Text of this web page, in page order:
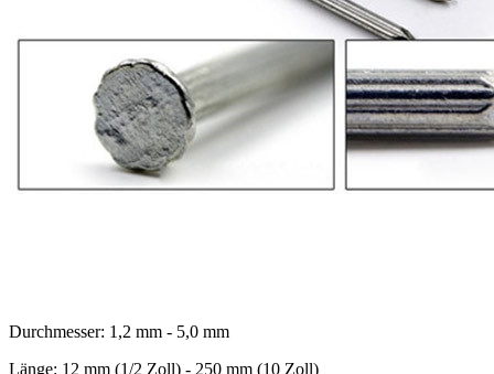
Durchmesser: 1,2 mm - 5,0 mm
Länge: 12 mm (1/2 Zoll) - 250 mm (10 Zoll)